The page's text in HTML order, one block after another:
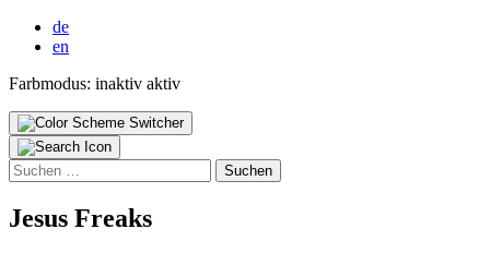
de
en
Farbmodus: inaktiv aktiv
Suchen
nach:
Jesus Freaks